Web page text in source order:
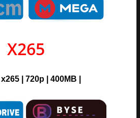
X265
x265 | 720p | 400MB |